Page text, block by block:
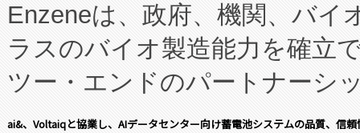
Enzeneは、政府、機関、バイ
ラスのバイオ製造能力を確立
ツー・エンドのパートナーシ
表しました。 同社の実績ある
ai&、Voltaiqと協業し、AIデータセンター向け蓄電池システムの品質、信